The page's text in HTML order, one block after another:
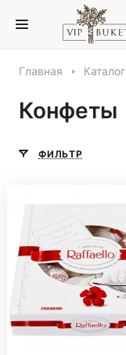
Главная Каталог
Конфеты
ФИЛЬТР